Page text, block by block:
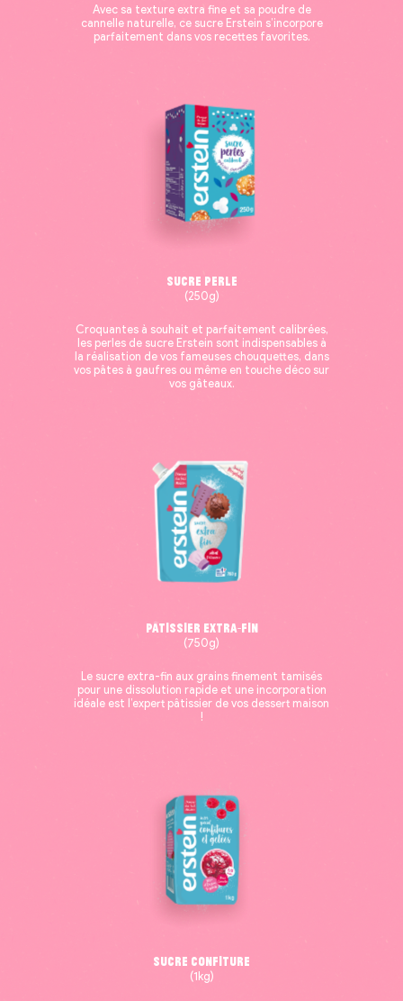
Avec sa texture extra fine et sa poudre de
cannelle naturelle, ce sucre Erstein s’incorpore
parfaitement dans vos recettes favorites.
Sucre Perle
(250g)
Croquantes à souhait et parfaitement calibrées,
les perles de sucre Erstein sont indispensables à
la réalisation de vos fameuses chouquettes, dans
vos pâtes à gaufres ou même en touche déco sur
vos gâteaux.
Pâtissier Extra-fin
(750g)
Le sucre extra-fin aux grains finement tamisés
pour une dissolution rapide et une incorporation
idéale est l’expert pâtissier de vos dessert maison
!
Sucre Confiture
(1kg)